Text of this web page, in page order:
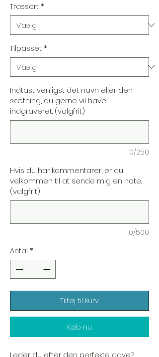
Træsort*
Tilpasset*
Indtast venligst det navn eller den
sætning, du gerne vil have
indgraveret. (valgfrit)
0/250
Hvis du har kommentarer, er du
velkommen til at sende mig en note.
(valgfrit)
0/500
Antal *
Tilføj til kurv
Køb nu
Leder du efter den perfekte gave?